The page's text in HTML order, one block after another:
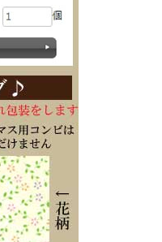
シチズンコレクション
ックスを採用し、さらに見やす